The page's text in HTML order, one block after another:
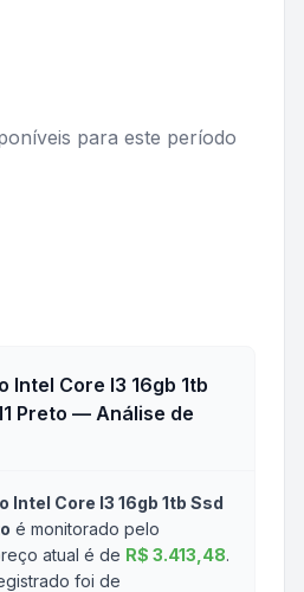
para este período
Intel Core I3 16gb 1tb
Preto — Análise de
Intel Core I3 16gb 1tb Ssd
é monitorado pelo
atual é de R$ 3.413,48.
foi de